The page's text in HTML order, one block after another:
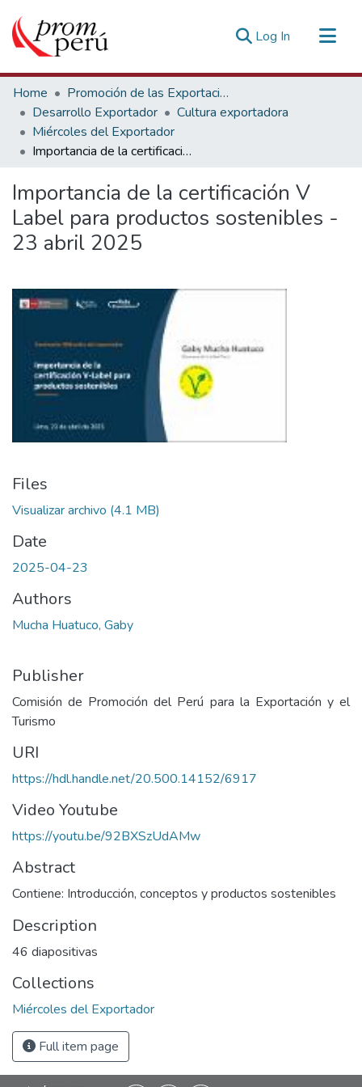
Log In (current)
Communities & Collections
All of DSpace
Statistics
Estadísticas Externas
Home
Promoción de las Exportaciones
Desarrollo Exportador
Cultura exportadora
Miércoles del Exportador
Importancia de la certificación V Label para productos sostenibles - 23 abril 2025
Importancia de la certificación V
Label para productos sostenibles -
23 abril 2025
Files
Visualizar archivo (4.1 MB)
Date
2025-04-23
Authors
Mucha Huatuco, Gaby
Publisher
Comisión de Promoción del Perú para la Exportación y el
Turismo
URI
https://hdl.handle.net/20.500.14152/6917
Video Youtube
https://youtu.be/92BXSzUdAMw
Abstract
Contiene: Introducción, conceptos y productos sostenibles
Description
46 diapositivas
Collections
Miércoles del Exportador
Full item page